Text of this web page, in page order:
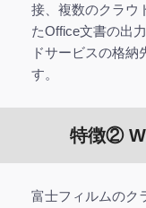
接、複数のクラウ
たOffice文書の出
ドサービスの格納
す。
特徴②
富士フィルムのク